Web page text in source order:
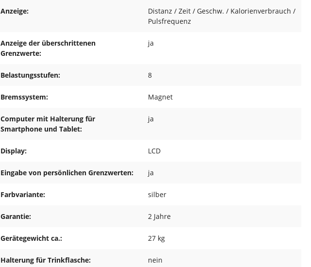
Anzeige:
Distanz / Zeit / Geschw. / Kalorienverbrauch /
Pulsfrequenz
Anzeige der überschrittenen
Grenzwerte:
ja
Belastungsstufen: 8
Bremssystem: Magnet
Computer mit Halterung für
Smartphone und Tablet:
ja
Display: LCD
Eingabe von persönlichen Grenzwerten: ja
Farbvariante: silber
Garantie: 2 Jahre
Gerätegewicht ca.: 27 kg
Halterung für Trinkflasche: nein